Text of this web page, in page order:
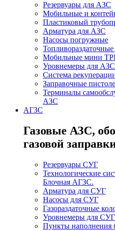
Резервуары для АЗС
Мобильные и
Пластиковый
Арматура для АЗС
Насосы погружные
Мобильные мини
Уровнемеры для АЗС
Система
Заправочные
Терминалы
АЗС
АГЗС
Газовые АЗС,
газовой
Резервуары СУГ
Технологические
Блочная АГЗС.
Арматура для СУГ
Насосы для СУГ
Газораздаточные
Уровнемеры для СУГ
Пункты наполнения